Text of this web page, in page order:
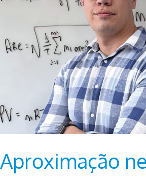
Aproximação